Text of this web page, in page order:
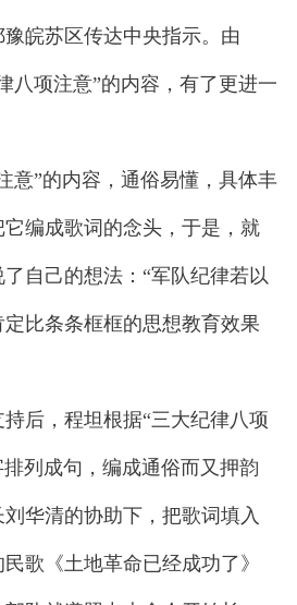
皖苏区传达中央指示。由
八项注意”的内容，有了更进一
”的内容，通俗易懂，具体丰
编成歌词的念头，于是，就
自己的想法：“军队纪律若以
比条条框框的思想教育效果
，程坦根据“三大纪律八项
列成句，编成通俗而又押韵
华清的协助下，把歌词填入
歌《土地革命已经成功了》